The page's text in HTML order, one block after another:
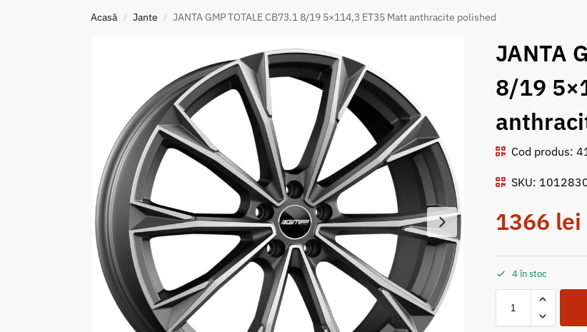
Acasă / Jante / JANTA GMP TOTALE CB73.1 8/19 5×114,3 ET35 Matt anthracite polished
JANTA
8/19
Cod produs:
SKU:
1366 lei
4 în stoc